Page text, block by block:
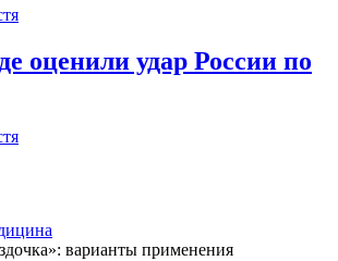
оценили удар России по
варианты применения